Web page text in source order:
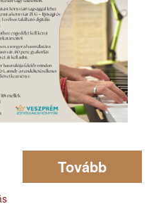
Tovább